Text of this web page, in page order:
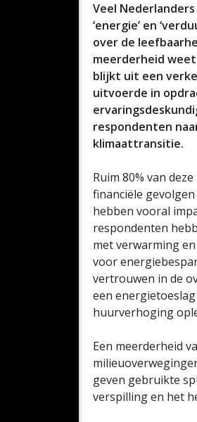
Veel
‘energie’ en
over de
meerderheid
blijkt uit een
uitvoerde in
respondenten
klimaattransitie.
Ruim 80% van
financiële
hebben vooral
respondenten
met verwarming
voor
vertrouwen in de
een
huurverhoging
Een meerderheid
geven gebruikte
verspilling en het